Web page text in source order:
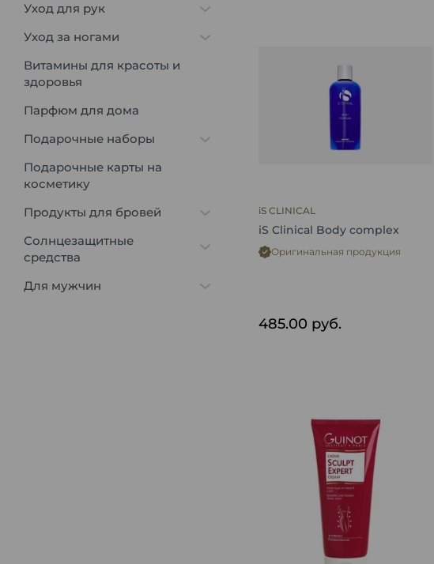
Уход для рук
Уход за ногами
Витамины для красоты и
здоровья
Парфюм для дома
Подарочные наборы
Подарочные карты на
косметику
Продукты для бровей
Солнцезащитные
средства
Для мужчин
iS CLINICAL
iS Clinical Body complex
Оригинальная продукция
485.00 руб.